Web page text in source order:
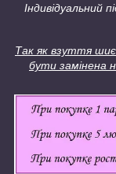
Індивідуальний
Так як взуття
бути замінена